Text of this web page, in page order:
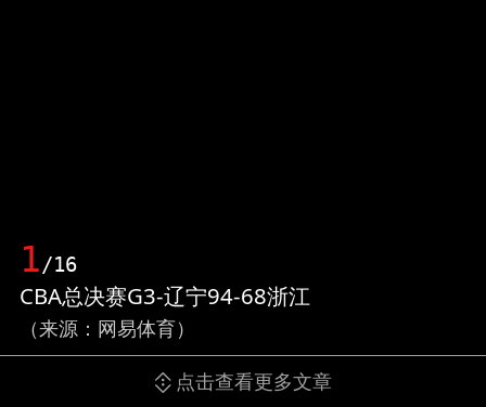
1/16
CBA总决赛G3-辽宁94-68浙江
（来源：网易体育）
点击查看更多文章